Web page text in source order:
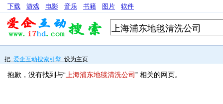
下载 游戏 电影 音乐 书籍 图片 软件
把 爱企互动搜索引擎 设为主页
抱歉，没有找到与“ 上海浦东地毯清洗公司” 相关的网页。